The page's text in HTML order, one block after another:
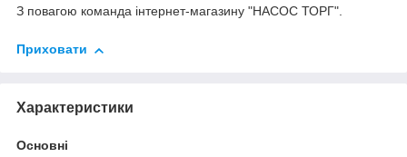
З повагою команда інтернет-магазину "НАСОС ТОРГ".
Приховати
Характеристики
Основні